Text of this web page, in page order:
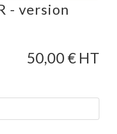
- version
50,00 € HT